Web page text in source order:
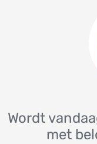
Wordt
met